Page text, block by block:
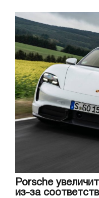
Porsche
из-за